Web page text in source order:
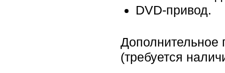
DVD-привод.
Дополнительное
(требуется